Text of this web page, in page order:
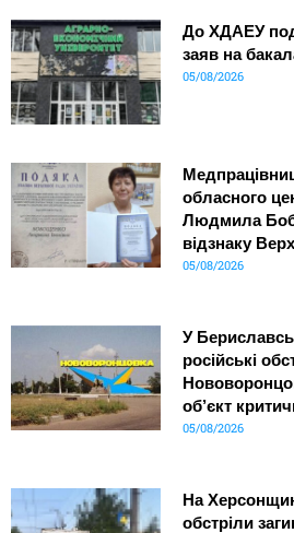
До ХДАЕУ
заяв на
05/08/2026
обласного
Людмила
відзнаку
05/08/2026
У
російські
об’єкт
05/08/2026
На
обстріли